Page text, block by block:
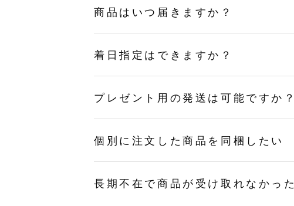
商品はいつ届きますか？
着日指定はできますか？
プレゼント用の発送は可能ですか？
個別に注文した商品を同梱したい
長期不在で商品が受け取れなかった